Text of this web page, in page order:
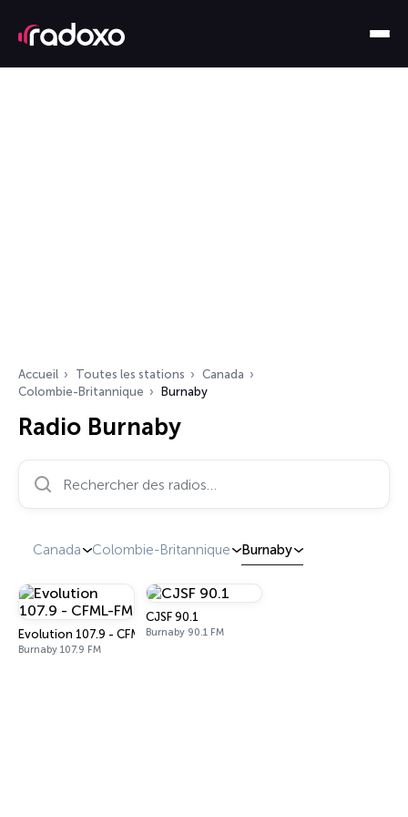
Accueil Toutes les stations
Canada
Colombie-Britannique
Burnaby
Radio Burnaby
Canada Colombie-Britannique Burnaby
Evolution 107.9 - CFML-FM
Burnaby 107.9 FM
CJSF 90.1
Burnaby 90.1 FM